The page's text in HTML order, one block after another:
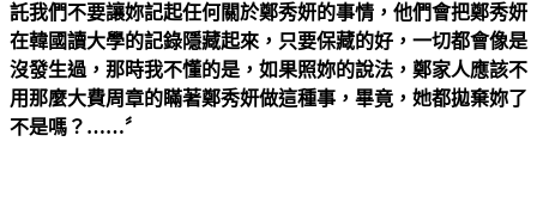
託我們不要讓妳記起任何關於鄭秀妍的事情，他們會把鄭秀妍
在韓國讀大學的記錄隱藏起來，只要保藏的好，一切都會像是
沒發生過，那時我不懂的是，如果照妳的說法，鄭家人應該不
用那麼大費周章的瞞著鄭秀妍做這種事，畢竟，她都拋棄妳了
不是嗎？……〞